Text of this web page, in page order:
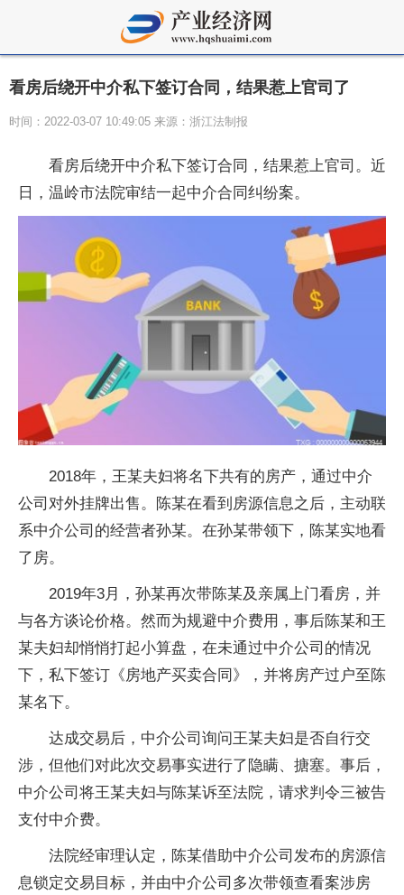
看房后绕开中介私下签订合同，结果惹上官司了
时间：2022-03-07 10:49:05 来源：浙江法制报
看房后绕开中介私下签订合同，结果惹上官司。近
日，温岭市法院审结一起中介合同纠纷案。
2018年，王某夫妇将名下共有的房产，通过中介
公司对外挂牌出售。陈某在看到房源信息之后，主动联
系中介公司的经营者孙某。在孙某带领下，陈某实地看
了房。
2019年3月，孙某再次带陈某及亲属上门看房，并
与各方谈论价格。然而为规避中介费用，事后陈某和王
某夫妇却悄悄打起小算盘，在未通过中介公司的情况
下，私下签订《房地产买卖合同》，并将房产过户至陈
某名下。
达成交易后，中介公司询问王某夫妇是否自行交
涉，但他们对此次交易事实进行了隐瞒、搪塞。事后，
中介公司将王某夫妇与陈某诉至法院，请求判令三被告
支付中介费。
法院经审理认定，陈某借助中介公司发布的房源信
息锁定交易目标，并由中介公司多次带领查看案涉房